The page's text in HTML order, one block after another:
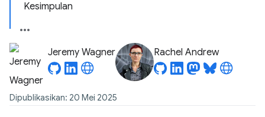
Kesimpulan
Jeremy Wagner Rachel Andrew
Dipublikasikan: 20 Mei 2025